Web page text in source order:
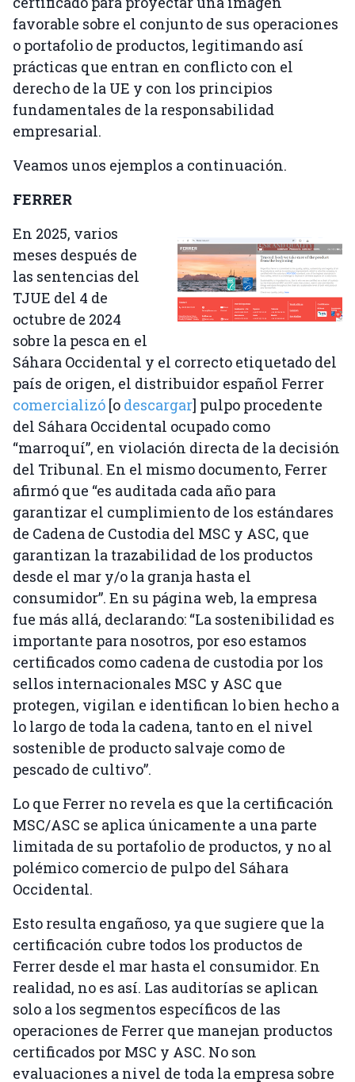
favorable sobre el conjunto de sus operaciones
o portafolio de productos, legitimando así
prácticas que entran en conflicto con el
derecho de la UE y con los principios
fundamentales de la responsabilidad
empresarial.
Veamos unos ejemplos a continuación.
FERRER
En 2025, varios
meses después de
las sentencias del
TJUE del 4 de
octubre de 2024
sobre la pesca en el
Sáhara Occidental y el correcto etiquetado del
país de origen, el distribuidor español Ferrer
comercializó [o descargar] pulpo procedente
del Sáhara Occidental ocupado como
“marroquí”, en violación directa de la decisión
del Tribunal. En el mismo documento, Ferrer
afirmó que “es auditada cada año para
garantizar el cumplimiento de los estándares
de Cadena de Custodia del MSC y ASC, que
garantizan la trazabilidad de los productos
desde el mar y/o la granja hasta el
consumidor”. En su página web, la empresa
fue más allá, declarando: “La sostenibilidad es
importante para nosotros, por eso estamos
certificados como cadena de custodia por los
sellos internacionales MSC y ASC que
protegen, vigilan e identifican lo bien hecho a
lo largo de toda la cadena, tanto en el nivel
sostenible de producto salvaje como de
pescado de cultivo”.
Lo que Ferrer no revela es que la certificación
MSC/ASC se aplica únicamente a una parte
limitada de su portafolio de productos, y no al
polémico comercio de pulpo del Sáhara
Occidental.
Esto resulta engañoso, ya que sugiere que la
certificación cubre todos los productos de
Ferrer desde el mar hasta el consumidor. En
realidad, no es así. Las auditorías se aplican
solo a los segmentos específicos de las
operaciones de Ferrer que manejan productos
certificados por MSC y ASC. No son
evaluaciones a nivel de toda la empresa sobre